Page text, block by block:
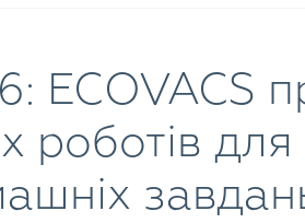
ECOVACS
роботів для